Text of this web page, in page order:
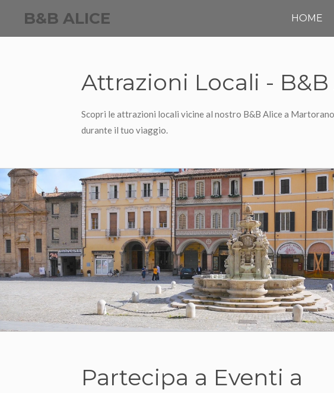
B&B ALICE HOME
Attrazioni Locali -
Scopri le attrazioni locali vicine al nostro B&B Alice a
durante il tuo viaggio.
Partecipa a Eventi a